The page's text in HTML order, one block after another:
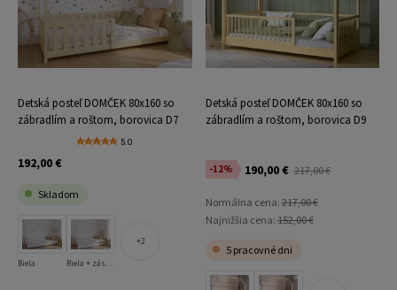
Detská posteľ DOMČEK 80x160 so
zábradlím a roštom, borovica D7
5.0
192,00 €
Skladom
Biela
2
Detská posteľ DOMČEK 80x160 so
zábradlím a roštom, borovica D9
-12% 190,00 € 217,00 €
Normálna cena:217,00 €
Najnižšia cena:152,00 €
5 pracovné dni